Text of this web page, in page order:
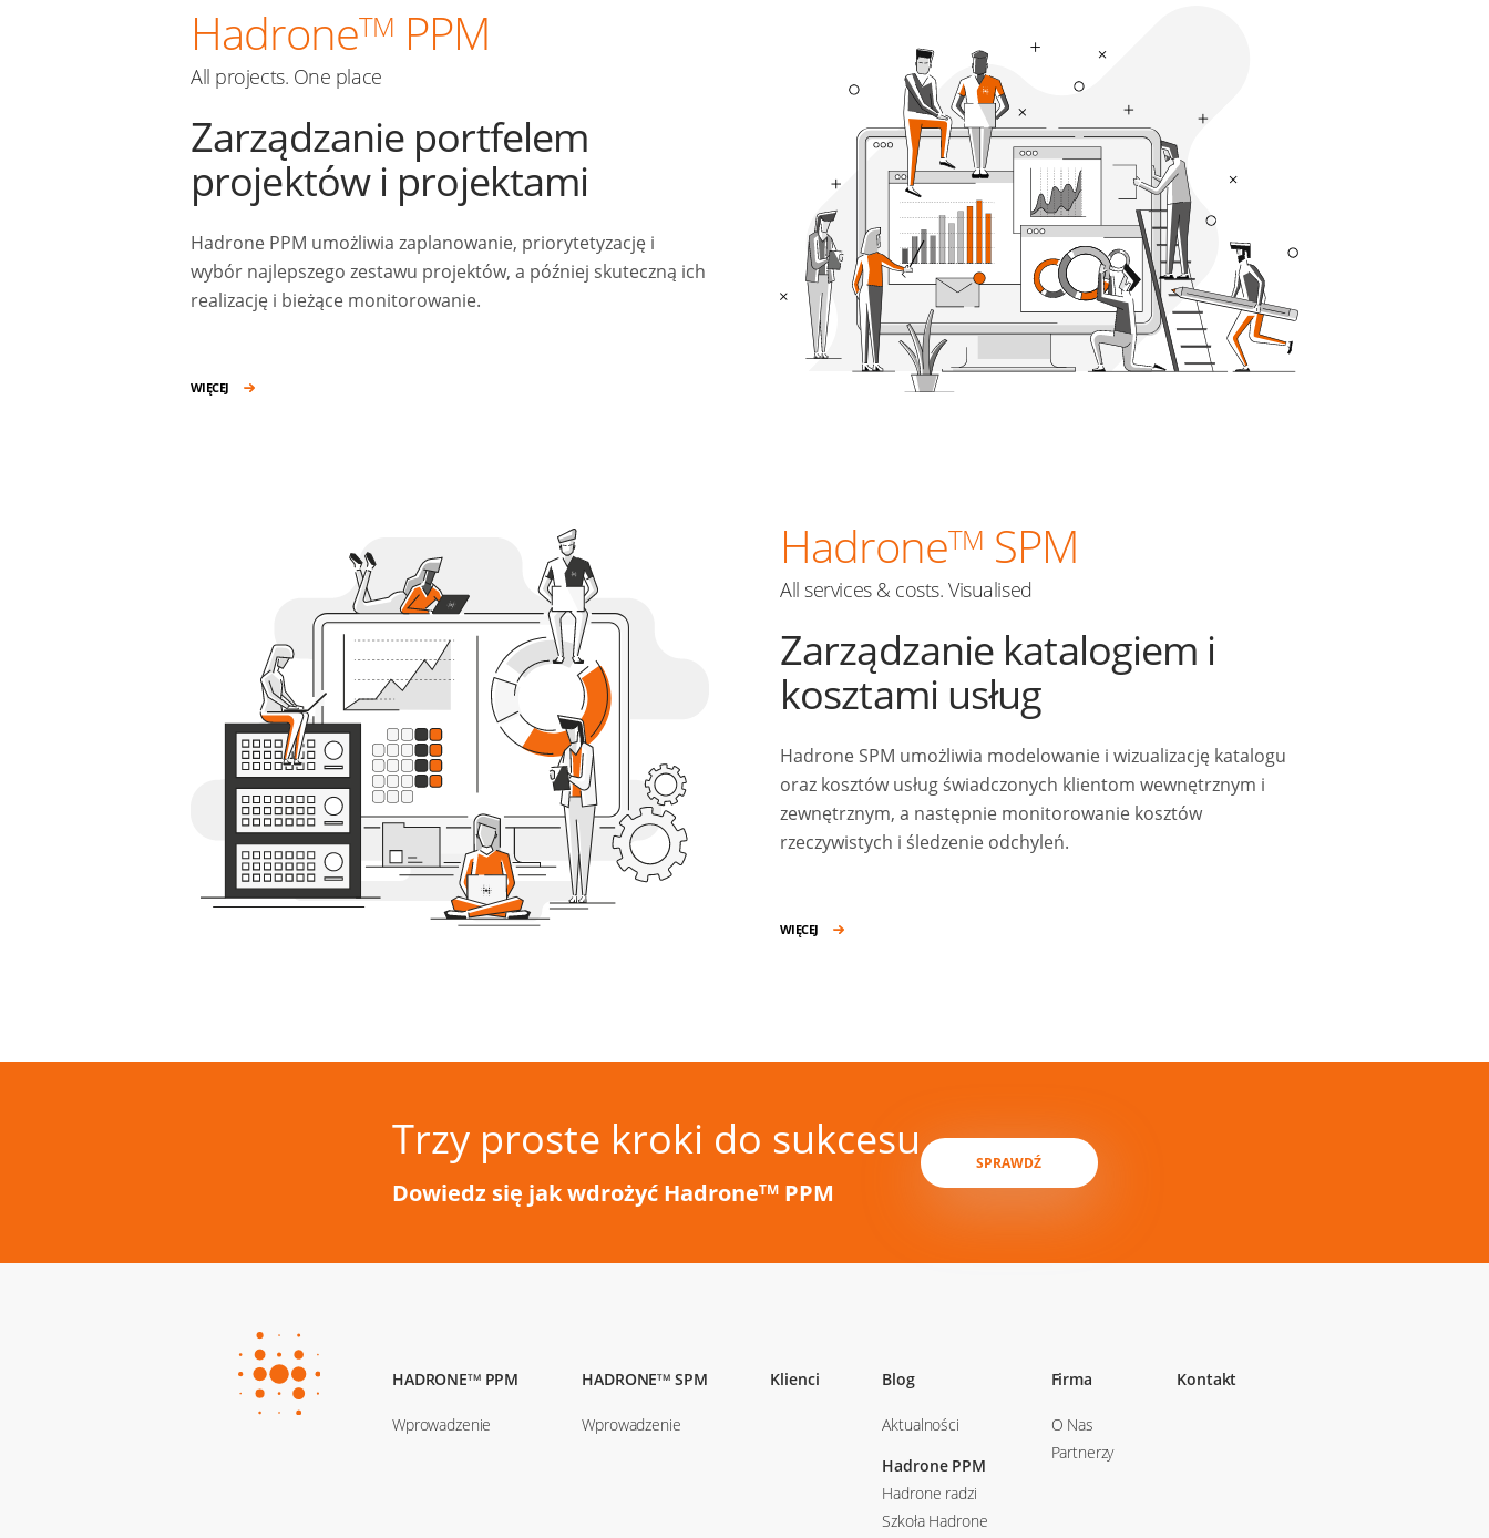
HadroneTM PPM
All projects. One place
Zarządzanie portfelem
projektów i projektami
Hadrone PPM umożliwia zaplanowanie, priorytetyzację i
wybór najlepszego zestawu projektów, a później skuteczną ich
realizację i bieżące monitorowanie.
WIĘCEJ
HadroneTM SPM
All services & costs. Visualised
Zarządzanie katalogiem i
kosztami usług
Hadrone SPM umożliwia modelowanie i wizualizację katalogu
oraz kosztów usług świadczonych klientom wewnętrznym i
zewnętrznym, a następnie monitorowanie kosztów
rzeczywistych i śledzenie odchyleń.
WIĘCEJ
Trzy proste kroki do sukcesu
Dowiedz się jak wdrożyć HadroneTMPPM
SPRAWDŹ
HADRONETMPPM
Wprowadzenie
HADRONETMSPM
Wprowadzenie
Klienci Blog
Aktualności
Hadrone PPM
Hadrone radzi
Szkoła Hadrone
Firma
O Nas
Partnerzy
Kontakt